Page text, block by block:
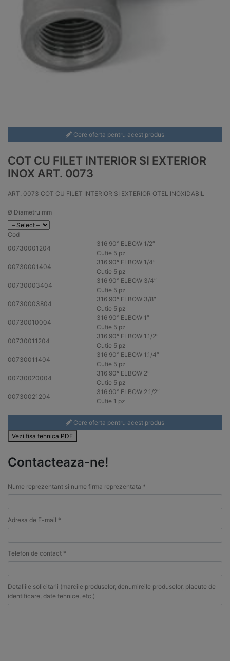
Cere oferta pentru acest produs
COT CU FILET INTERIOR SI EXTERIOR
INOX ART. 0073
ART. 0073 COT CU FILET INTERIOR SI EXTERIOR OTEL INOXIDABIL
Ø Diametru mm
Cod
00730001204
316 90° ELBOW 1/2″
Cutie 5 pz
00730001404
316 90° ELBOW 1/4″
Cutie 5 pz
00730003404
316 90° ELBOW 3/4″
Cutie 5 pz
00730003804
316 90° ELBOW 3/8″
Cutie 5 pz
00730010004
316 90° ELBOW 1″
Cutie 5 pz
00730011204
316 90° ELBOW 1.1/2″
Cutie 5 pz
00730011404
316 90° ELBOW 1.1/4″
Cutie 5 pz
00730020004
316 90° ELBOW 2″
Cutie 5 pz
00730021204
316 90° ELBOW 2.1/2″
Cutie 1 pz
Cere oferta pentru acest produs
Vezi fisa tehnica PDF
Contacteaza-ne!
Nume reprezentant si nume firma reprezentata *
Adresa de E-mail *
Telefon de contact *
Detaliile solicitarii (marcile produselor, denumireile produselor, placute de
identificare, date tehnice, etc.)